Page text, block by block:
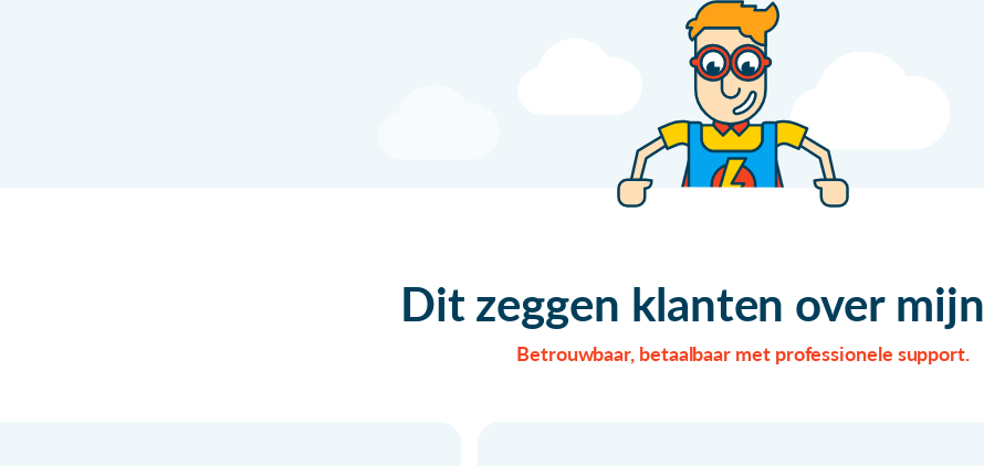
Dit zeggen klanten over mijn
Betrouwbaar, betaalbaar met professionele support.